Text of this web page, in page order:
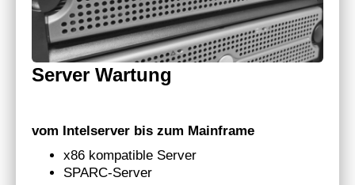
Server Wartung
vom Intelserver bis zum Mainframe
x86 kompatible Server
SPARC-Server